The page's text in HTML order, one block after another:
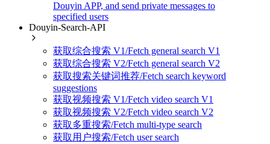
Douyin APP, and send private messages to
specified users
Douyin-Search-API
获取综合搜索 V1/Fetch general search V1
获取综合搜索 V2/Fetch general search V2
获取搜索关键词推荐/Fetch search keyword
suggestions
获取视频搜索 V1/Fetch video search V1
获取视频搜索 V2/Fetch video search V2
获取多重搜索/Fetch multi-type search
获取用户搜索/Fetch user search